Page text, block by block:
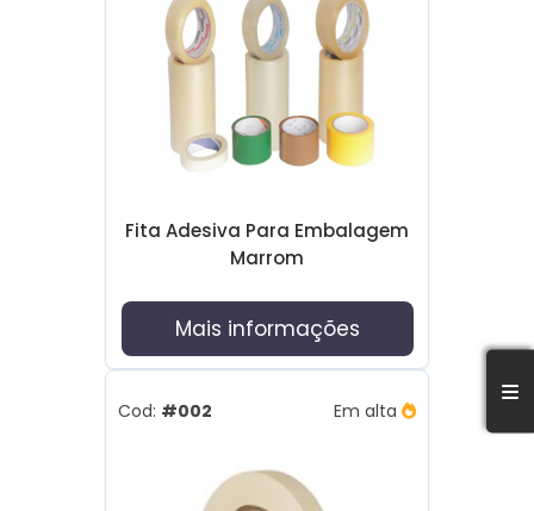
Fita Adesiva Para Embalagem
Marrom
Mais informações
Cod: #002 Em alta